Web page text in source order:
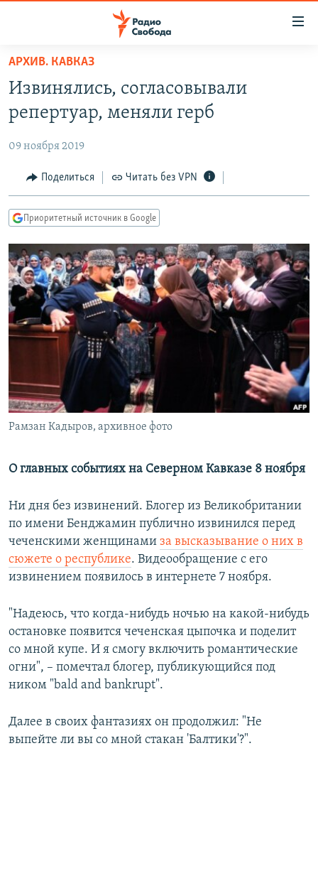
упрощенного
доступа
основному
Вернутся
главной
навигации
Вернутся
поиску
АВТОРСКИЕ ПРОЕКТЫ
ЦИТАТЫ СВОБОДЫ
МНЕНИЯ
IDEL.РЕАЛИИ
КАВКАЗ.РЕАЛИИ
СЕВЕР.РЕАЛИИ
СИБИРЬ.РЕАЛИИ
РАСПИСАНИЕ ВЕЩАНИЯ
ПОДПИШИТЕСЬ НА РАССЫЛКУ
СОЦИАЛЬНЫЕ СЕТИ
АРХИВ. КАВКАЗ
Извинялись, согласовывали
репертуар, меняли герб
09 ноября 2019
Поделиться Читать без VPN
Приоритетный источник в Google
Рамзан Кадыров, архивное фото
О главных событиях на Северном Кавказе 8 ноября
Ни дня без извинений. Блогер из Великобритании
по имени Бенджамин публично извинился перед
чеченскими женщинами за высказывание о них в
сюжете о республике. Видеообращение с его
извинением появилось в интернете 7 ноября.
"Надеюсь, что когда-нибудь ночью на какой-нибудь
остановке появится чеченская цыпочка и поделит
со мной купе. И я смогу включить романтические
огни", – помечтал блогер, публикующийся под
ником "bald and bankrupt".
Далее в своих фантазиях он продолжил: "Не
выпейте ли вы со мной стакан 'Балтики'?".